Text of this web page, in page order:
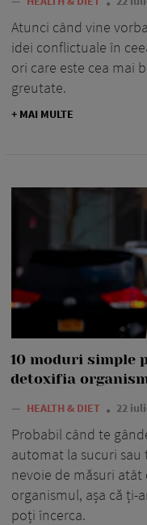
Atunci când vine
idei conflictuale în
ori care este cea mai
greutate.
+ MAI MULTE
10 moduri simple
detoxifia
— HEALTH & DIET 22
Probabil când te
automat la sucuri
nevoie de măsuri
organismul, așa că ți-
poți încerca.